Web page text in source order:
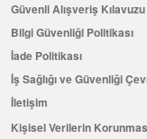
Güvenli Alışveriş Kılavuzu
Bilgi Güvenliği Politikası
İade Politikası
İş Sağlığı ve Güvenliği
İletişim
Kişisel Verilerin